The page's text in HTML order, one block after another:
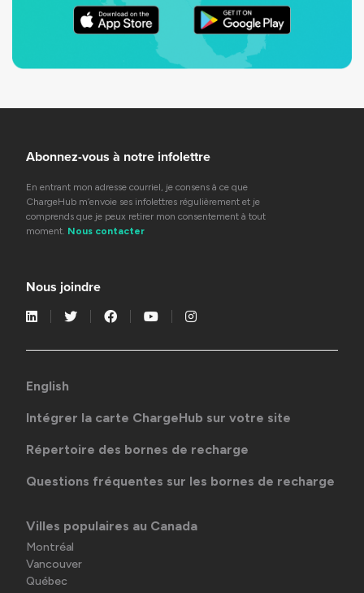
Abonnez-vous à notre infolettre
En entrant mon adresse courriel, je consens à ce que
ChargeHub m’envoie ses infolettres régulièrement et je
comprends que je peux retirer mon consentement à tout
moment. Nous contacter
Nous joindre
English
Intégrer la carte ChargeHub sur votre site
Répertoire des bornes de recharge
Questions fréquentes sur les bornes de recharge
Villes populaires au Canada
Montréal
Vancouver
Québec